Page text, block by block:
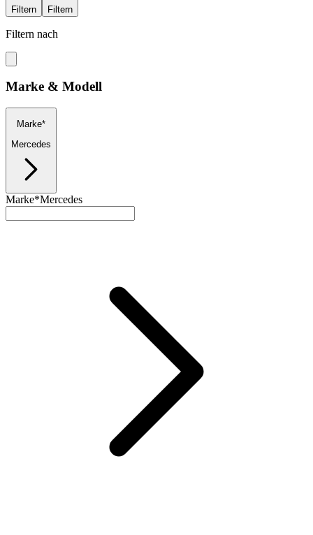
Filtern Filtern
Filtern nach
Marke & Modell
Marke*
Mercedes
Marke*Mercedes